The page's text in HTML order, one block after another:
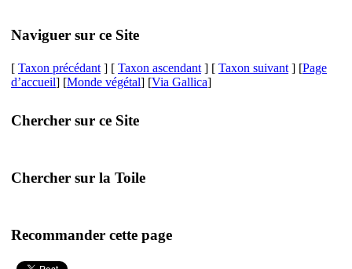
Naviguer sur ce Site
[ Taxon précédant ] [ Taxon ascendant ] [ Taxon suivant ] [Page
d’accueil] [Monde végétal] [Via Gallica]
Chercher sur ce Site
Chercher sur la Toile
Recommander cette page